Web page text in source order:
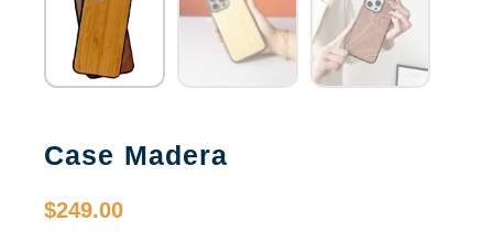
Case Madera
$249.00